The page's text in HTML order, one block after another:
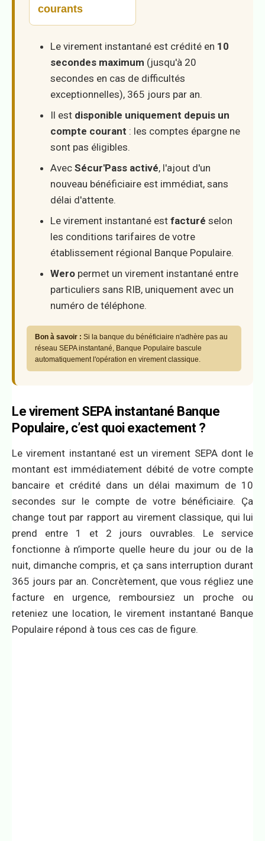
courants
Le virement instantané est crédité en 10
secondes maximum (jusqu'à 20
secondes en cas de difficultés
exceptionnelles), 365 jours par an.
Il est disponible uniquement depuis un
compte courant : les comptes épargne ne
sont pas éligibles.
Avec Sécur'Pass activé, l'ajout d'un
nouveau bénéficiaire est immédiat, sans
délai d'attente.
Le virement instantané est facturé selon
les conditions tarifaires de votre
établissement régional Banque Populaire.
Wero permet un virement instantané entre
particuliers sans RIB, uniquement avec un
numéro de téléphone.
Bon à savoir : Si la banque du bénéficiaire n'adhère pas au
réseau SEPA instantané, Banque Populaire bascule
automatiquement l'opération en virement classique.
Le virement SEPA instantané Banque
Populaire, c’est quoi exactement ?
Le virement instantané est un virement SEPA dont le
montant est immédiatement débité de votre compte
bancaire et crédité dans un délai maximum de 10
secondes sur le compte de votre bénéficiaire. Ça
change tout par rapport au virement classique, qui lui
prend entre 1 et 2 jours ouvrables. Le service
fonctionne à n’importe quelle heure du jour ou de la
nuit, dimanche compris, et ça sans interruption durant
365 jours par an. Concrètement, que vous régliez une
facture en urgence, remboursiez un proche ou
reteniez une location, le virement instantané Banque
Populaire répond à tous ces cas de figure.